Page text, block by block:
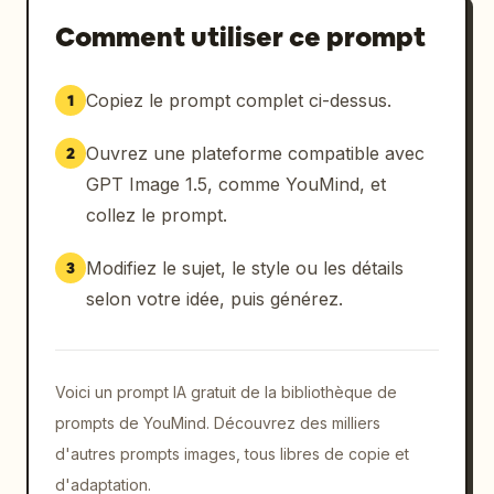
mouillé",
"mouvement": "intense, à grande vitesse, avec
une voiture de police en chasse derrière",
"phares": "flous, traînées de lumière
créant de grands cercles de bokeh
dramatiques",
Comment utiliser ce prompt
1 Copiez le prompt complet ci-dessus.
2 Ouvrez une plateforme compatible avec
GPT Image 1.5, comme YouMind, et
collez le prompt.
3
Modifiez le sujet, le style ou les détails
selon votre idée, puis générez.
Voici un prompt IA gratuit de la bibliothèque de
prompts de YouMind. Découvrez des milliers
d'autres prompts images, tous libres de copie et
d'adaptation.